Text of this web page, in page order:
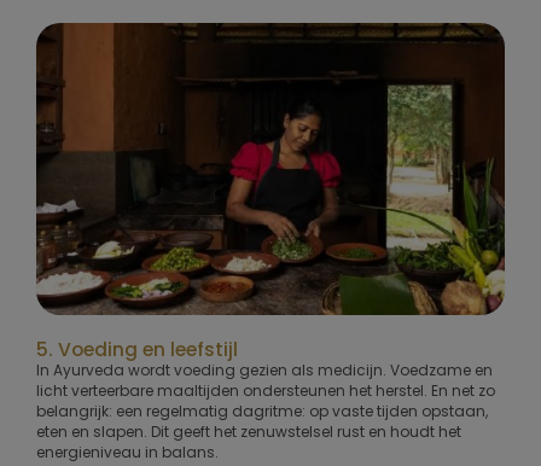
5. Voeding en leefstijl
In Ayurveda wordt voeding gezien als medicijn. Voedzame en
licht verteerbare maaltijden ondersteunen het herstel. En net zo
belangrijk: een regelmatig dagritme: op vaste tijden opstaan,
eten en slapen. Dit geeft het zenuwstelsel rust en houdt het
energieniveau in balans.